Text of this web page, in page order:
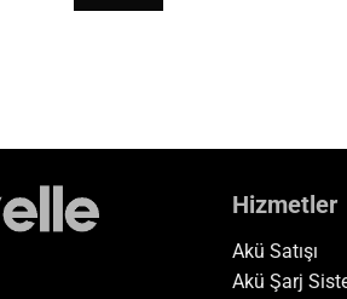
Hizmetler
Akü Satışı
Akü Şarj